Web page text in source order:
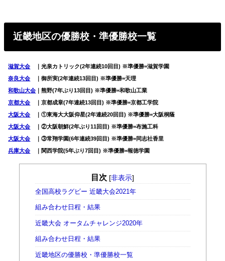
近畿地区の優勝校・準優勝校一覧
滋賀大会 ｜光泉カトリック(2年連続10回目) ※準優勝=滋賀学園
奈良大会 ｜御所実(2年連続13回目) ※準優勝=天理
和歌山大会 ｜熊野(7年ぶり13回目) ※準優勝=和歌山工業
京都大会 ｜京都成章(7年連続13回目) ※準優勝=京都工学院
大阪大会 ｜①東海大大阪仰星(2年連続20回目) ※準優勝=大阪桐蔭
大阪大会 ｜②大阪朝鮮(2年ぶり11回目) ※準優勝=布施工科
大阪大会 ｜③常翔学園(6年連続39回目) ※準優勝=同志社香里
兵庫大会 ｜関西学院(5年ぶり7回目) ※準優勝=報徳学園
目次 [非表示]
全国高校ラグビー 近畿大会2021年
組み合わせ日程・結果
近畿大会 オータムチャレンジ2020年
組み合わせ日程・結果
近畿地区の優勝校・準優勝校一覧